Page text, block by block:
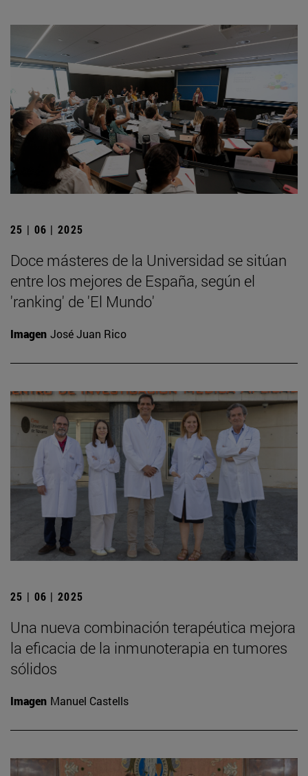
25 | 06 | 2025
Doce másteres de la Universidad se sitúan
entre los mejores de España, según el
'ranking' de 'El Mundo'
Imagen José Juan Rico
25 | 06 | 2025
Una nueva combinación terapéutica mejora
la eficacia de la inmunoterapia en tumores
sólidos
Imagen Manuel Castells